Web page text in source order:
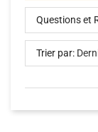
Questions et
Trier par: